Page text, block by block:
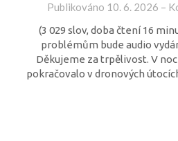
Publikováno 10. 6. 2026 –
(3 029 slov, doba čtení 16
problémům bude audio
Děkujeme za trpělivost. V
pokračovalo v dronových